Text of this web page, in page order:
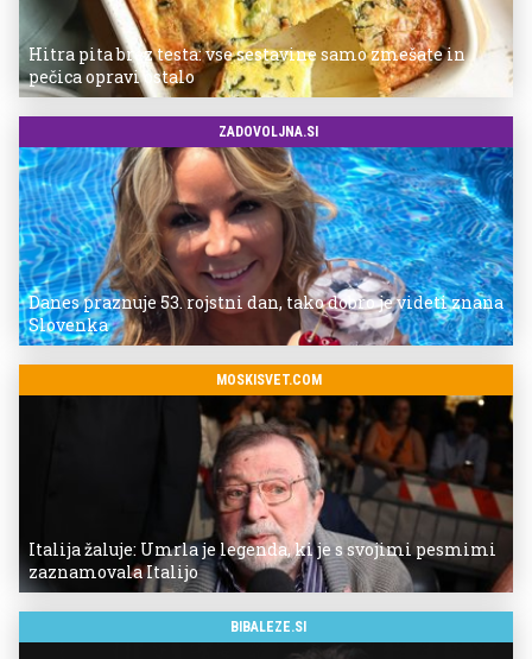
Hitra pita brez testa: vse sestavine samo zmešate in
pečica opravi ostalo
ZADOVOLJNA.SI
Danes praznuje 53. rojstni dan, tako dobro je videti znana
Slovenka
MOSKISVET.COM
Italija žaluje: Umrla je legenda, ki je s svojimi pesmimi
zaznamovala Italijo
BIBALEZE.SI